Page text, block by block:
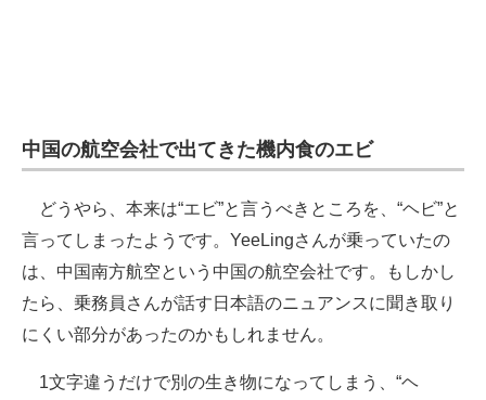
中国の航空会社で出てきた機内食のエビ
どうやら、本来は“エビ”と言うべきところを、“ヘビ”と
言ってしまったようです。YeeLingさんが乗っていたの
は、中国南方航空という中国の航空会社です。もしかし
たら、乗務員さんが話す日本語のニュアンスに聞き取り
にくい部分があったのかもしれません。
1文字違うだけで別の生き物になってしまう、“ヘ